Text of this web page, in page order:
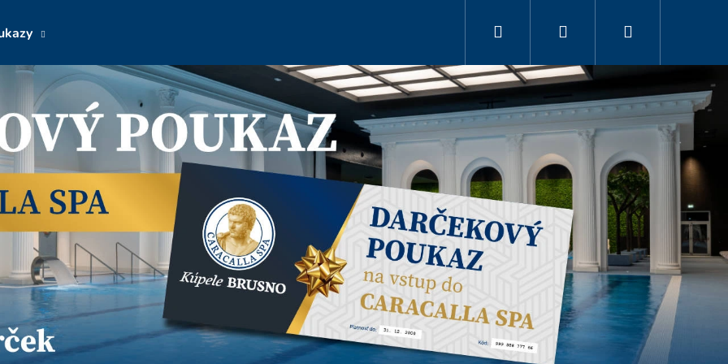
Hľadať PrihlásenieNákupný
košík
Čo potrebujete nájsť?
HĽADAŤ
POUKAZ NA 3-HOD. DARČEKOVÝ POUKAZ NA KLASICKÚ